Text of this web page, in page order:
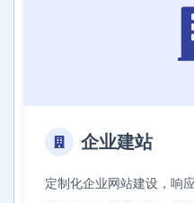
企业建站
定制化企业网站建设，响